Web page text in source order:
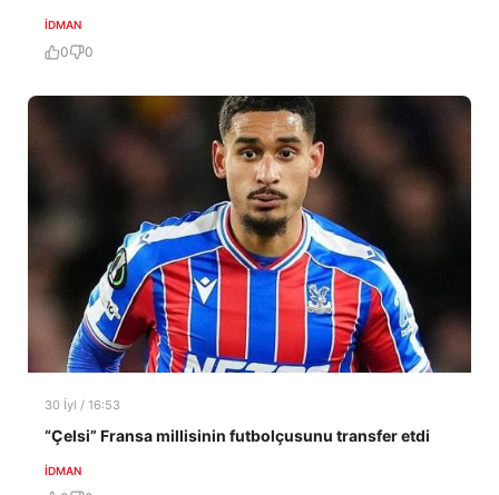
İDMAN
0 0
30 İyl / 16:53
“Çelsi” Fransa millisinin futbolçusunu transfer etdi
İDMAN